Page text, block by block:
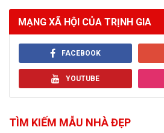
MẠNG XÃ HỘI CỦA TRỊNH GIA
FACEBOOK
YOUTUBE
TÌM KIẾM MẪU NHÀ ĐẸP